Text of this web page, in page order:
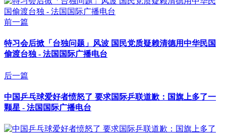
前一篇
特习会后掀「台独问题」风波 国民党质疑赖清德用中华民国
偷渡台独 - 法国国际广播电台
后一篇
中国乒乓球爱好者愤怒了 要求国际乒联道歉：国旗上多了一
颗星 - 法国国际广播电台